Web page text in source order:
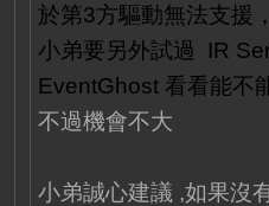
於第3方驅動無法支援
小弟要另外試過 IR
EventGhost 看看能不
不過機會不大
小弟誠心建議 ,如果沒